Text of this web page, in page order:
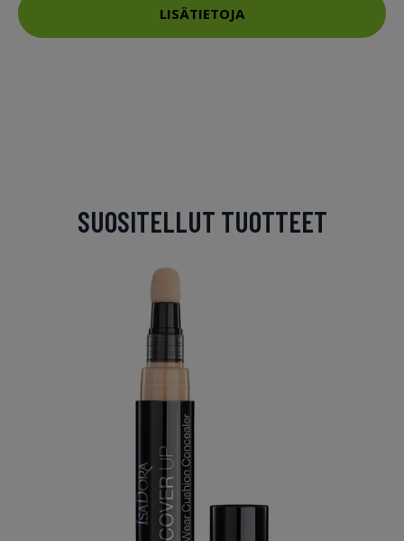
LISÄTIETOJA
SUOSITELLUT TUOTTEET